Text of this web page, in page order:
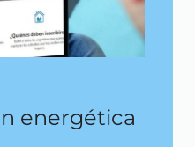
energética